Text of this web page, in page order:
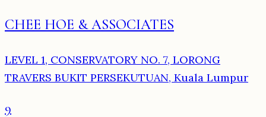
CHEE HOE & ASSOCIATES
LEVEL 1, CONSERVATORY NO. 7, LORONG
TRAVERS BUKIT PERSEKUTUAN, Kuala Lumpur
9